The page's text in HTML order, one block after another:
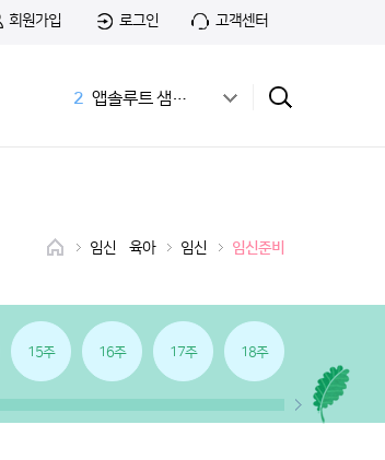
회원가입 로그인 고객센터
2
앱솔루트 샘플신청
8
치즈
10
36개월 아기 발달
임신•육아 임신 임신준비
15주 16주 17주 18주